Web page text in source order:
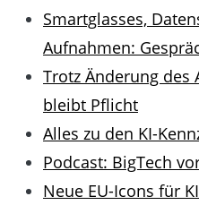
Smartglasses,
Aufnahmen:
Trotz Änderung des
bleibt Pflicht
Alles zu den KI-
Podcast: BigTech
Neue EU-Icons für